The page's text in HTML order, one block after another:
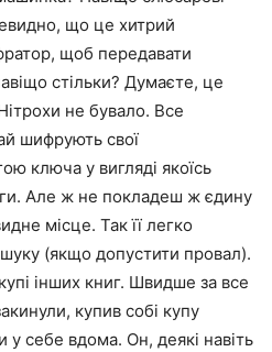
що це хитрий
щоб передавати
стільки? Думаєте, це
не бувало. Все
шифрують свої
ключа у вигляді якоїсь
Але ж не покладеш ж єдину
місце. Так її легко
(якщо допустити провал).
інших книг. Швидше за все
купив собі купу
у себе вдома. Он, деякі навіть